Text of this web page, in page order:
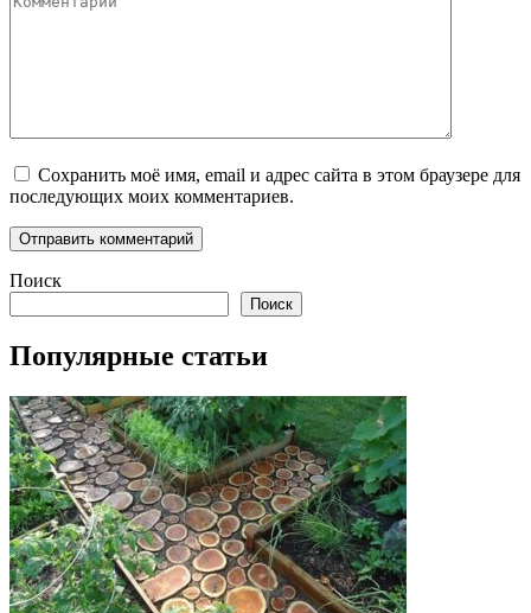
Сохранить моё имя, email и адрес сайта в этом браузере для
последующих моих комментариев.
Поиск
Поиск
Популярные статьи